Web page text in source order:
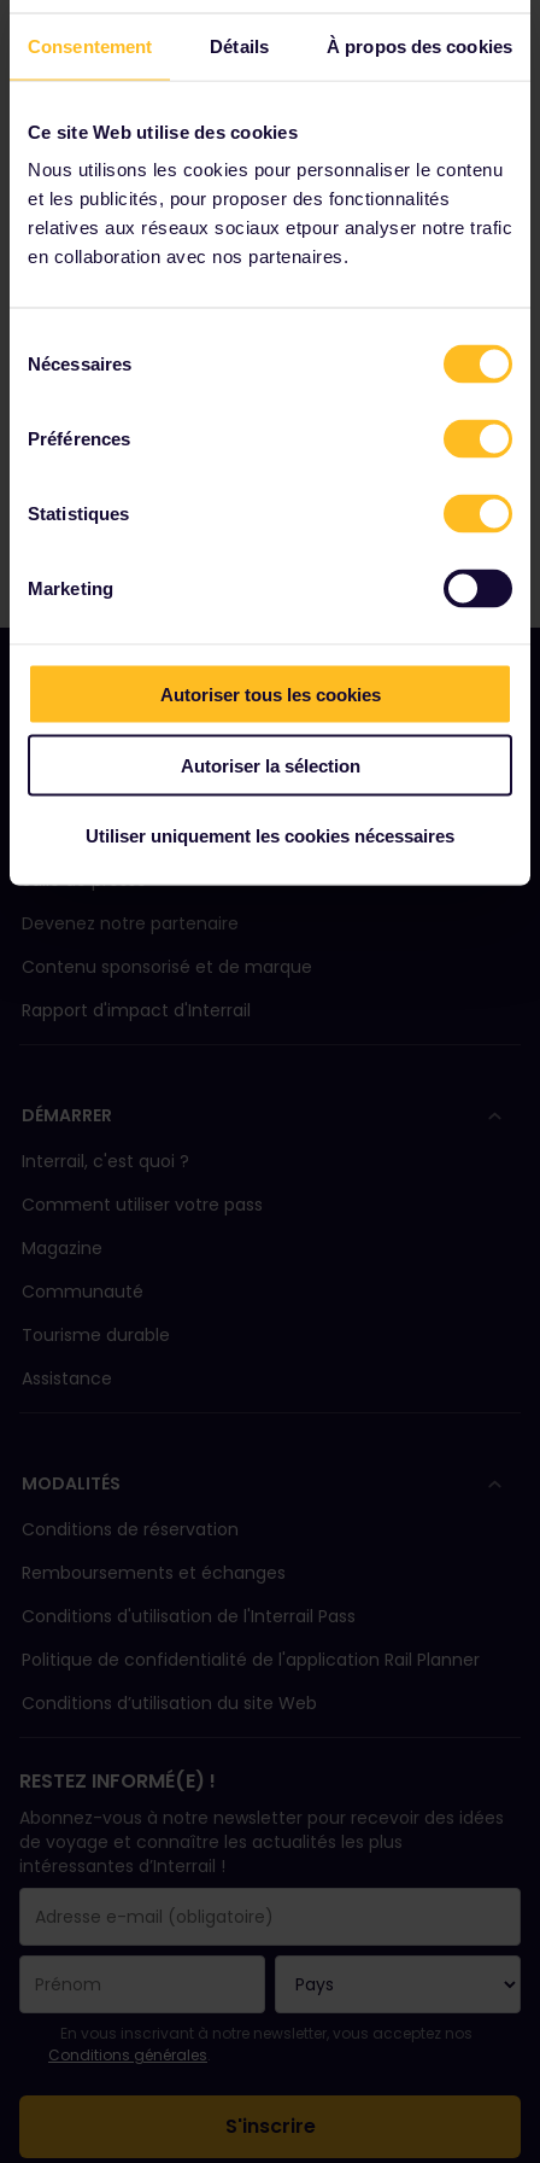
Consentement Détails À propos des cookies
Ce site Web utilise des cookies
Nous utilisons les cookies pour personnaliser le contenu
et les publicités, pour proposer des fonctionnalités
relatives aux réseaux sociaux etpour analyser notre trafic
en collaboration avec nos partenaires.
Nécessaires
Préférences
Statistiques
Marketing
Autoriser tous les cookies
Autoriser la sélection
Utiliser uniquement les cookies nécessaires
Vérifiez les détails du voyage dans nos horaires
Réservez votre auberge de jeunesse
Bénéficiez de réductions grâce à votre Pass
Notre profil
Nous recrutons
Salle de presse
Devenez notre partenaire
Contenu sponsorisé et de marque
Rapport d'impact d'Interrail
DÉMARRER
Interrail, c'est quoi ?
Comment utiliser votre pass
Magazine
Communauté
Tourisme durable
Assistance
MODALITÉS
Conditions de réservation
Remboursements et échanges
Conditions d'utilisation de l'Interrail Pass
Politique de confidentialité de l'application Rail Planner
Conditions d’utilisation du site Web
RESTEZ INFORMÉ(E) !
Abonnez-vous à notre newsletter pour recevoir des idées
de voyage et connaître les actualités les plus
intéressantes d’Interrail !
Votre abonnement a bien été pris en compte.
Le champ adresse e-mail est obligatoire.
L'adresse e-mail n'est pas valide !
L'inscription à la newsletter a échoué. Veuillez réessayer
Vous êtes déjà abonné(e) à cette newsletter.
Veuillez accepter les conditions générales pour vous inscrire à
En vous inscrivant à notre newsletter, vous acceptez nos
Conditions générales.